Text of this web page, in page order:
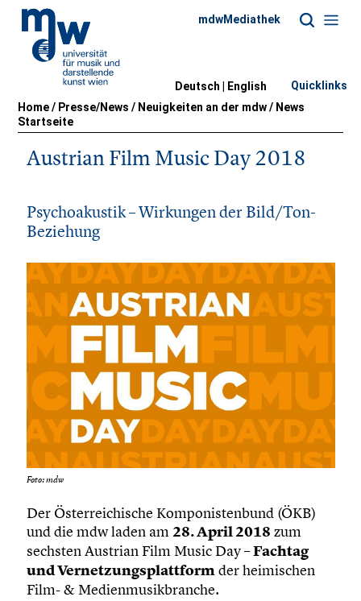
Home/ Presse/News / Neuigkeiten an der mdw/ News
Startseite
mdwMediathek
Deutsch | English Quicklinks
Austrian Film Music Day 2018
Psychoakustik – Wirkungen der Bild/Ton-
Beziehung
Foto: mdw
Der Österreichische Komponistenbund (ÖKB)
und die mdw laden am 28. April 2018 zum
sechsten Austrian Film Music Day –Fachtag
und Vernetzungsplattformder heimischen
Film- & Medienmusikbranche.